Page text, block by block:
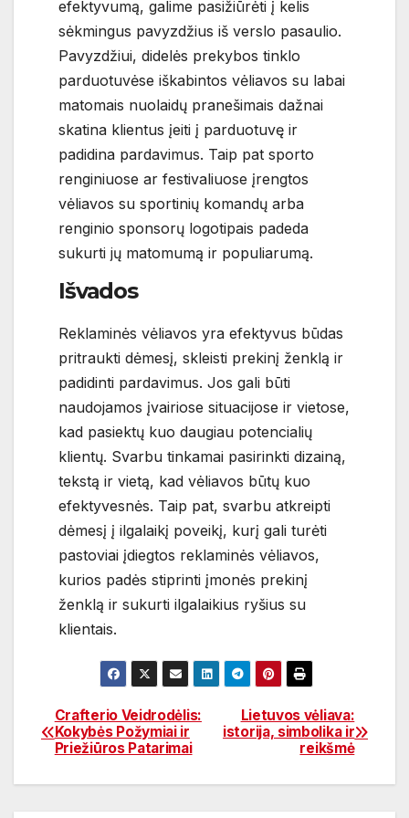
efektyvumą, galime pasižiūrėti į kelis
sėkmingus pavyzdžius iš verslo pasaulio.
Pavyzdžiui, didelės prekybos tinklo
parduotuvėse iškabintos vėliavos su labai
matomais nuolaidų pranešimais dažnai
skatina klientus įeiti į parduotuvę ir
padidina pardavimus. Taip pat sporto
renginiuose ar festivaliuose įrengtos
vėliavos su sportinių komandų arba
renginio sponsorų logotipais padeda
sukurti jų matomumą ir populiarumą.
Išvados
Reklaminės vėliavos yra efektyvus būdas
pritraukti dėmesį, skleisti prekinį ženklą ir
padidinti pardavimus. Jos gali būti
naudojamos įvairiose situacijose ir vietose,
kad pasiektų kuo daugiau potencialių
klientų. Svarbu tinkamai pasirinkti dizainą,
tekstą ir vietą, kad vėliavos būtų kuo
efektyvesnės. Taip pat, svarbu atkreipti
dėmesį į ilgalaikį poveikį, kurį gali turėti
pastoviai įdiegtos reklaminės vėliavos,
kurios padės stiprinti įmonės prekinį
ženklą ir sukurti ilgalaikius ryšius su
klientais.
Navigacija
tarp
Lietuvos vėliava:
istorija, simbolika ir
reikšmė
Crafterio Veidrodėlis:
Kokybės Požymiai ir
Priežiūros Patarimai